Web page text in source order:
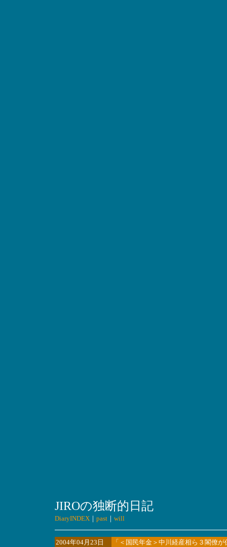
JIROの独断的日記
DiaryINDEX｜ past｜ will
2004年04月23日
「＜国民年金＞中川経産相ら３閣僚